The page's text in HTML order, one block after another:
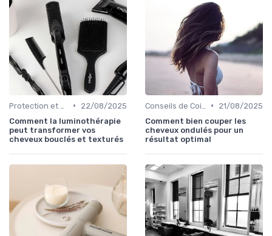
•
22/08/2025
Comment la luminothérapie
peut transformer vos
cheveux bouclés et texturés
•
21/08/2025
Comment bien couper les
cheveux ondulés pour un
résultat optimal